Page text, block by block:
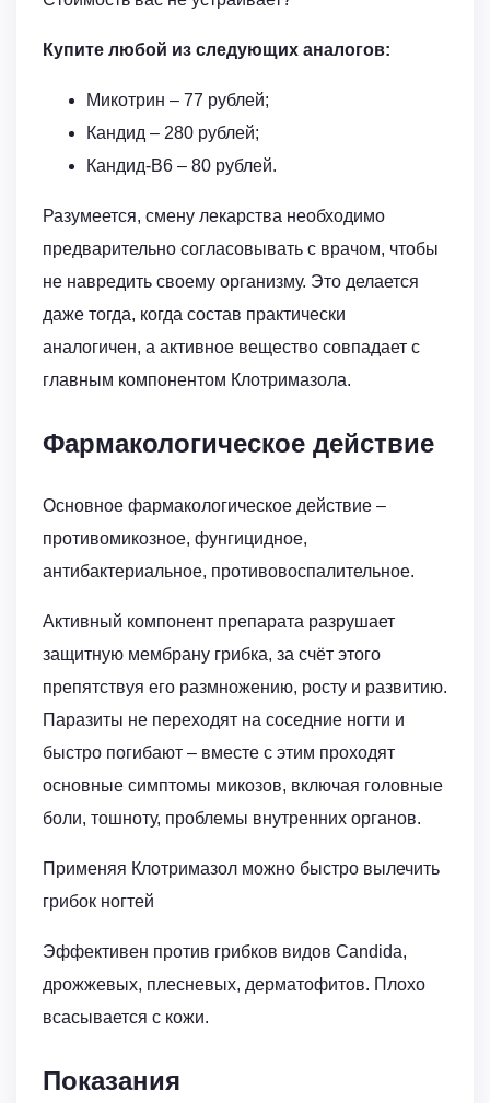
Купите любой из следующих аналогов:
Микотрин – 77 рублей;
Кандид – 280 рублей;
Кандид-B6 – 80 рублей.
Разумеется, смену лекарства необходимо
предварительно согласовывать с врачом, чтобы
не навредить своему организму. Это делается
даже тогда, когда состав практически
аналогичен, а активное вещество совпадает с
главным компонентом Клотримазола.
Фармакологическое действие
Основное фармакологическое действие –
противомикозное, фунгицидное,
антибактериальное, противовоспалительное.
Активный компонент препарата разрушает
защитную мембрану грибка, за счёт этого
препятствуя его размножению, росту и развитию.
Паразиты не переходят на соседние ногти и
быстро погибают – вместе с этим проходят
основные симптомы микозов, включая головные
боли, тошноту, проблемы внутренних органов.
Применяя Клотримазол можно быстро вылечить
грибок ногтей
Эффективен против грибков видов Candida,
дрожжевых, плесневых, дерматофитов. Плохо
всасывается с кожи.
Показания